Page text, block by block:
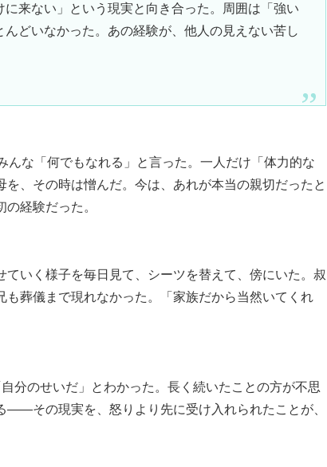
来ない」という現実と向き合った。周囲は「強い
どいなかった。あの経験が、他人の見えない苦し
な「何でもなれる」と言った。一人だけ「体力的な
、その時は憎んだ。今は、あれが本当の親切だったと
経験だった。
いく様子を毎日見て、シーツを替えて、傍にいた。叔
葬儀まで現れなかった。「家族だから当然いてくれ
分のせいだ」とわかった。長く続いたことの方が不思
その現実を、怒りより先に受け入れられたことが、